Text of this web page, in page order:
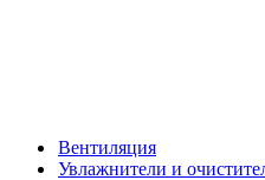
Вентиляция
Увлажнители и